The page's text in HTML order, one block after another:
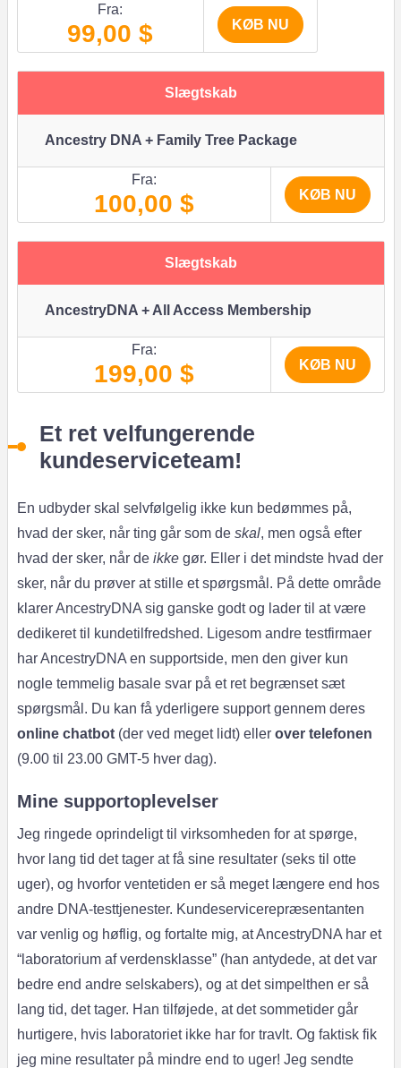
Fra:
99,00 $ KØB NU
Slægtskab
Ancestry DNA + Family Tree Package
Fra:
100,00 $ KØB NU
Slægtskab
AncestryDNA + All Access Membership
Fra:
199,00 $ KØB NU
Et ret velfungerende
kundeserviceteam!
En udbyder skal selvfølgelig ikke kun bedømmes på,
hvad der sker, når ting går som de skal, men også efter
hvad der sker, når de ikkegør. Eller i det mindste hvad der
sker, når du prøver at stille et spørgsmål. På dette område
klarer AncestryDNA sig ganske godt og lader til at være
dedikeret til kundetilfredshed. Ligesom andre testfirmaer
har AncestryDNA en supportside, men den giver kun
nogle temmelig basale svar på et ret begrænset sæt
spørgsmål. Du kan få yderligere support gennem deres
online chatbot(der ved meget lidt) eller over telefonen
(9.00 til 23.00 GMT-5 hver dag).
Mine supportoplevelser
Jeg ringede oprindeligt til virksomheden for at spørge,
hvor lang tid det tager at få sine resultater (seks til otte
uger), og hvorfor ventetiden er så meget længere end hos
andre DNA-testtjenester. Kundeservicerepræsentanten
var venlig og høflig, og fortalte mig, at AncestryDNA har et
“laboratorium af verdensklasse” (han antydede, at det var
bedre end andre selskabers), og at det simpelthen er så
lang tid, det tager. Han tilføjede, at det sommetider går
hurtigere, hvis laboratoriet ikke har for travlt. Og faktisk fik
jeg mine resultater på mindre end to uger! Jeg sendte